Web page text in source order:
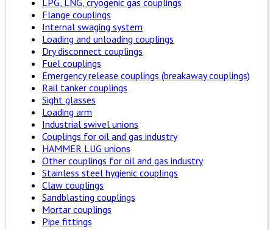
LPG, LNG, cryogenic gas couplings
Flange couplings
Internal swaging system
Loading and unloading couplings
Dry disconnect couplings
Fuel couplings
Emergency release couplings (breakaway couplings)
Rail tanker couplings
Sight glasses
Loading arm
Industrial swivel unions
Couplings for oil and gas industry
HAMMER LUG unions
Other couplings for oil and gas industry
Stainless steel hygienic couplings
Claw couplings
Sandblasting couplings
Mortar couplings
Pipe fittings